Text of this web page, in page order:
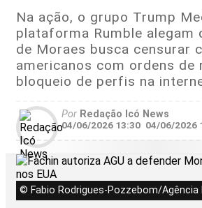
Na ação, o grupo Trump
plataforma Rumble alegam
de Moraes busca censurar
americanos com ordens de
bloqueio de perfis na
Por Redação Icó News
04/06/2026 13:30 04/06/2026
© Fabio Rodrigues-Pozzebom/Agência